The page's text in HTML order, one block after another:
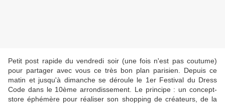
Petit post rapide du vendredi soir (une fois n'est pas coutume)
pour partager avec vous ce très bon plan parisien. Depuis ce
matin et jusqu'à dimanche se déroule le 1er Festival du Dress
Code dans le 10ème arrondissement. Le principe : un concept-
store éphémère pour réaliser son shopping de créateurs, de la